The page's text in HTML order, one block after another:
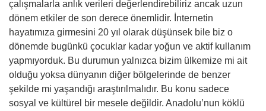
çalışmalarla anlık verileri değerlendirebiliriz ancak uzun
dönem etkiler de son derece önemlidir. İnternetin
hayatımıza girmesini 20 yıl olarak düşünsek bile biz o
dönemde bugünkü çocuklar kadar yoğun ve aktif kullanım
yapmıyorduk. Bu durumun yalnızca bizim ülkemize mi ait
olduğu yoksa dünyanın diğer bölgelerinde de benzer
şekilde mi yaşandığı araştırılmalıdır. Bu konu sadece
sosyal ve kültürel bir mesele değildir. Anadolu’nun köklü